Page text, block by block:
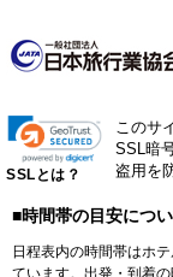
SSLとは？
このサ
SSL暗
盗用を
■時間帯の目安につ
日程表内の時間帯はホ
ています。出発・到着